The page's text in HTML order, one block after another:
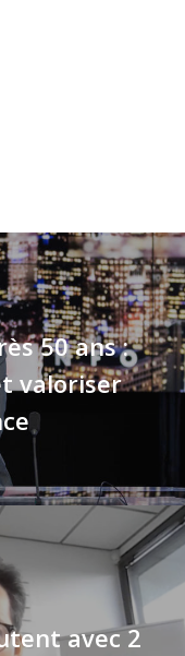
50 ans :
valoriser
avec 2